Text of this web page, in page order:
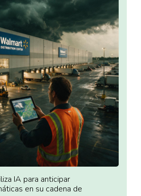
IA para anticipar
en su cadena de